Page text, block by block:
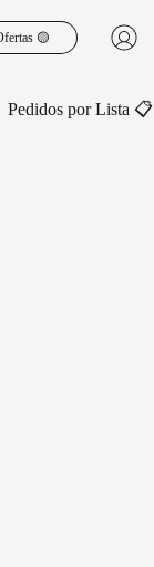
🟡
Pedidos por Lista 📋